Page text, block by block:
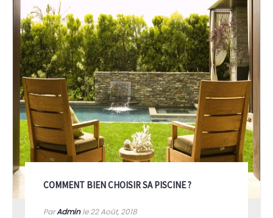
COMMENT BIEN CHOISIR SA PISCINE ?
ParAdminle 22Août, 2018